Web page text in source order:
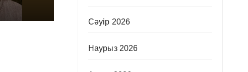
Сәуір 2026
Наурыз 2026